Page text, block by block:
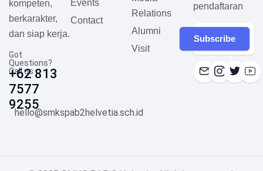
kompeten,
berkarakter,
dan siap kerja.
Got
Questions?
Call us
+62 813
7577
9255
hello@smkspab2helvetia.sch.id
Events
Contact
Relations
Alumni
Visit
pendaftaran
Subscribe